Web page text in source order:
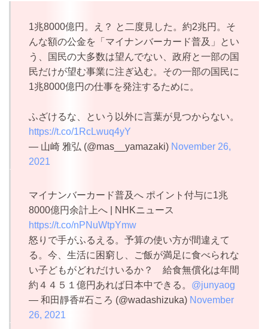
1兆8000億円。え？ と二度見した。約2兆円。そ
んな額の公金を「マイナンバーカード普及」とい
う、国民の大多数は望んでない、政府と一部の国
民だけが望む事業に注ぎ込む。その一部の国民に
1兆8000億円の仕事を発注するために。
ふざけるな、という以外に言葉が見つからない。
https://t.co/1RcLwuq4yY
— 山崎 雅弘 (@mas__yamazaki) November 26,
2021
マイナンバーカード普及へ ポイント付与に1兆
8000億円余計上へ | NHKニュース
https://t.co/nPNuWtpYmw
怒りで手がふるえる。予算の使い方が間違えて
る。今、生活に困窮し、ご飯が満足に食べられな
い子どもがどれだけいるか？ 給食無償化は年間
約４４５１億円あれば日本中できる。 @junyaog
— 和田靜香#石ころ (@wadashizuka) November
26, 2021